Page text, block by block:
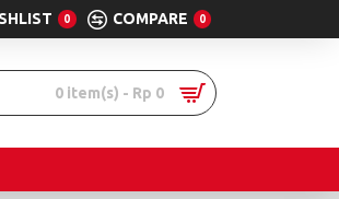
0 COMPARE 0
0 item(s) - Rp 0